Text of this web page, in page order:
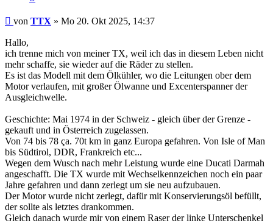
Beitrag
von TTX » Mo 20. Okt 2025, 14:37
Hallo,
ich trenne mich von meiner TX, weil ich das in diesem Leben nicht
mehr schaffe, sie wieder auf die Räder zu stellen.
Es ist das Modell mit dem Ölkühler, wo die Leitungen ober dem
Motor verlaufen, mit großer Ölwanne und Excenterspanner der
Ausgleichwelle.
Geschichte: Mai 1974 in der Schweiz - gleich über der Grenze -
gekauft und in Österreich zugelassen.
Von 74 bis 78 ça. 70t km in ganz Europa gefahren. Von Isle of Man
bis Südtirol, DDR, Frankreich etc...
Wegen dem Wusch nach mehr Leistung wurde eine Ducati Darmah
angeschafft. Die TX wurde mit Wechselkennzeichen noch ein paar
Jahre gefahren und dann zerlegt um sie neu aufzubauen.
Der Motor wurde nicht zerlegt, dafür mit Konservierungsöl befüllt,
der sollte als letztes drankommen.
Gleich danach wurde mir von einem Raser der linke Unterschenkel